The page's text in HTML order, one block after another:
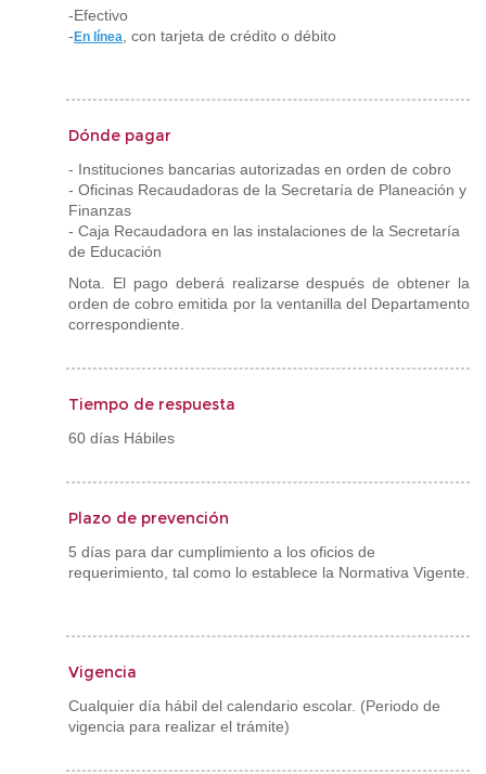
-Efectivo
- En línea , con tarjeta de crédito o débito
Dónde pagar
- Instituciones bancarias autorizadas en orden de cobro
- Oficinas Recaudadoras de la Secretaría de Planeación y
Finanzas
- Caja Recaudadora en las instalaciones de la Secretaría
de Educación
Nota. El pago deberá realizarse después de obtener la
orden de cobro emitida por la ventanilla del Departamento
correspondiente.
Tiempo de respuesta
60 días Hábiles
Plazo de prevención
5 días para dar cumplimiento a los oficios de
requerimiento, tal como lo establece la Normativa Vigente.
Vigencia
Cualquier día hábil del calendario escolar. (Periodo de
vigencia para realizar el trámite)